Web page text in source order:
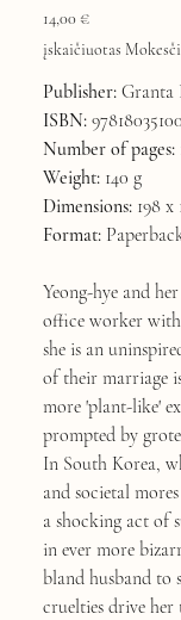
14,00 €
įskaičiuotas
Publisher:Granta
ISBN:
Number of pages:
Weight:140 g
Dimensions:198 x
Format:
Yeong-hye and
office worker
she is an
of their marriage
more 'plant-like'
prompted by
In South Korea,
and societal
a shocking act of
in ever more
bland husband to
cruelties drive her